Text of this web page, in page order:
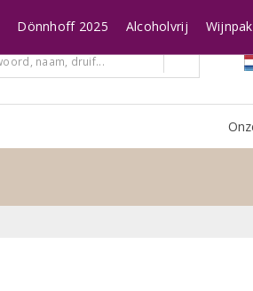
Dönnhoff 2025 Alcoholvrij